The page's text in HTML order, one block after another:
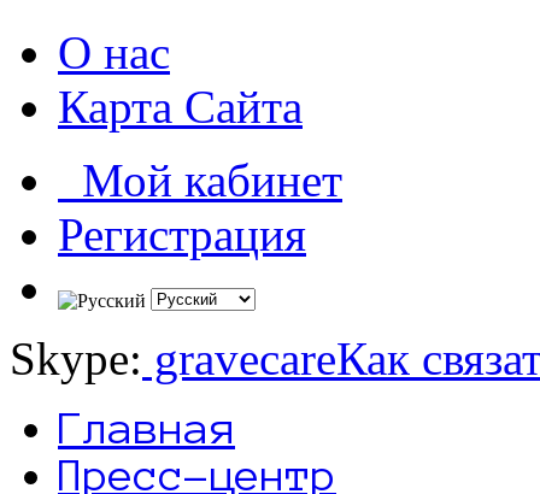
О нас
Карта Сайта
Мой кабинет
Регистрация
Skype: gravecareКак
Главная
Пресс-центр